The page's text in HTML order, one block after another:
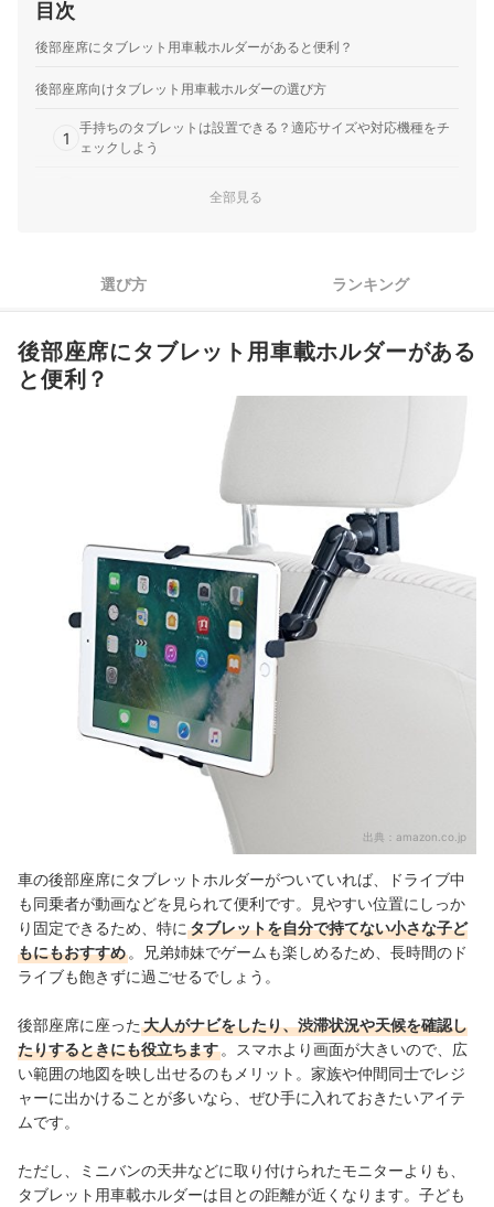
目次
後部座席にタブレット用車載ホルダーがあると便利？
後部座席向けタブレット用車載ホルダーの選び方
1
手持ちのタブレットは設置できる？適応サイズや対応機種をチ
ェックしよう
使用シーンにあわせて車への取り付け方式を選ぼう
車内で快適にタブレットを使える、そのほかの機能に注目
ック
後部座席向けタブレット用車載ホルダー全42商品おすすめ人気ランキ
後部座席を快適スペースにするテーブルもチェックしよう
後部座席向けタブレット用車載ホルダーの売れ筋ランキングもチェッ
全部見る
選び方 ランキング
後部座席にタブレット用車載ホルダーがある
と便利？
出典： amazon.co.jp
車の後部座席にタブレットホルダーがついていれば、ドライブ中
も同乗者が動画などを見られて便利です。見やすい位置にしっか
り固定できるため、特に タブレットを自分で持てない小さな子ど
もにもおすすめ 。
兄弟姉妹でゲームも楽しめるため、長時間のド
ライブも飽きずに過ごせるでしょう。
後部座席に座った 大人がナビをしたり、渋滞状況や天候を確認し
たりするときにも役立ちます 。スマホより画面が大きいので、広
い範囲の地図を映し出せるのもメリット。家族や仲間同士でレジ
ャーに出かけることが多いなら、ぜひ手に入れておきたいアイテ
ムです。
ただし、ミニバンの天井などに取り付けられたモニターよりも、
タブレット用車載ホルダーは目との距離が近くなります。 子ども